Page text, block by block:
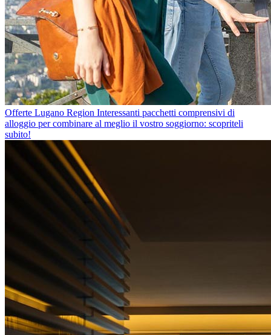
Offerte Lugano Region Interessanti pacchetti comprensivi di
alloggio per combinare al meglio il vostro soggiorno: scopriteli
subito!